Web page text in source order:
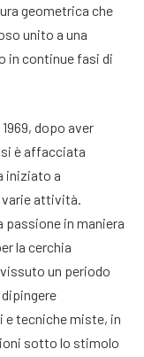
geometrica che
unito a una
in continue fasi di
dopo aver
è affacciata
iniziato a
varie attività.
passione in maniera
la cerchia
un periodo
tecniche miste, in
sotto lo stimolo